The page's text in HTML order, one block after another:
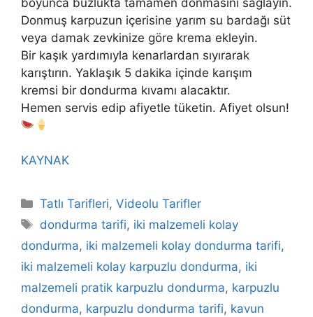
Donmuş karpuzun içerisine yarım su bardağı süt
veya damak zevkinize göre krema ekleyin.
Bir kaşık yardımıyla kenarlardan sıyırarak
karıştırın. Yaklaşık 5 dakika içinde karışım
kremsi bir dondurma kıvamı alacaktır.
Hemen servis edip afiyetle tüketin. Afiyet olsun!
KAYNAK
Kategoriler
Tatlı Tarifleri,Videolu Tarifler
Etiketler
dondurma tarifi, iki malzemeli kolay
dondurma, iki malzemeli kolay dondurma tarifi,
iki malzemeli kolay karpuzlu dondurma, iki
malzemeli pratik karpuzlu dondurma, karpuzlu
dondurma, karpuzlu dondurma tarifi, kavun